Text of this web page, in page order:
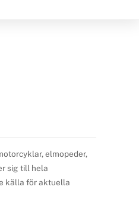
elmopeder,
sig till hela
källa för aktuella